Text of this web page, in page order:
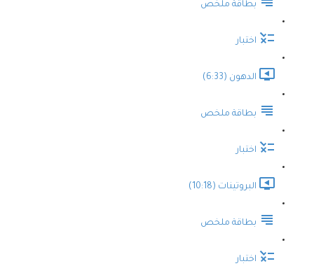
بطاقة ملخص
اختبار
الدهون (6:33)
بطاقة ملخص
اختبار
البروتينات (10:18)
بطاقة ملخص
اختبار